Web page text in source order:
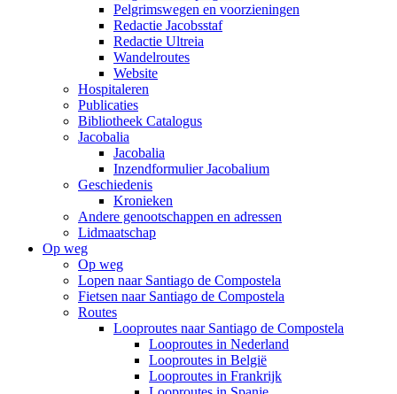
Pelgrimswegen en voorzieningen
Redactie Jacobsstaf
Redactie Ultreia
Wandelroutes
Website
Hospitaleren
Publicaties
Bibliotheek Catalogus
Jacobalia
Jacobalia
Inzendformulier Jacobalium
Geschiedenis
Kronieken
Andere genootschappen en adressen
Lidmaatschap
Op weg
Op weg
Lopen naar Santiago de Compostela
Fietsen naar Santiago de Compostela
Routes
Looproutes naar Santiago de Compostela
Looproutes in Nederland
Looproutes in België
Looproutes in Frankrijk